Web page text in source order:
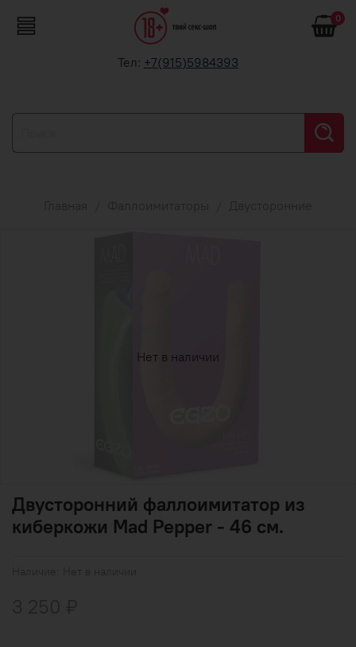
0
Тел: +7(915)5984393
Нет в наличии
Двусторонний фаллоимитатор из
киберкожи Mad Pepper - 46 см.